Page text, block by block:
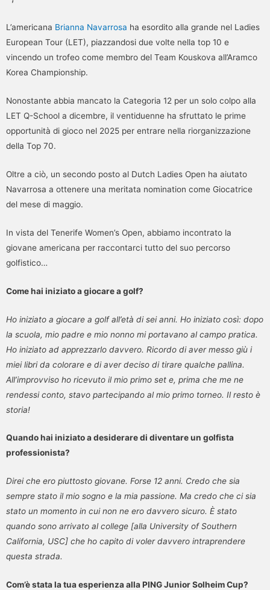
L’americana Brianna Navarrosa ha esordito alla grande nel Ladies
European Tour (LET), piazzandosi due volte nella top 10 e
vincendo un trofeo come membro del Team Kouskova all’Aramco
Korea Championship.
Nonostante abbia mancato la Categoria 12 per un solo colpo alla
LET Q-School a dicembre, il ventiduenne ha sfruttato le prime
opportunità di gioco nel 2025 per entrare nella riorganizzazione
della Top 70.
Oltre a ciò, un secondo posto al Dutch Ladies Open ha aiutato
Navarrosa a ottenere una meritata nomination come Giocatrice
del mese di maggio.
In vista del Tenerife Women’s Open, abbiamo incontrato la
giovane americana per raccontarci tutto del suo percorso
golfistico…
Come hai iniziato a giocare a golf?
Ho iniziato a giocare a golf all’età di sei anni. Ho iniziato così: dopo
la scuola, mio ​​padre e mio nonno mi portavano al campo pratica.
Ho iniziato ad apprezzarlo davvero. Ricordo di aver messo giù i
miei libri da colorare e di aver deciso di tirare qualche pallina.
All’improvviso ho ricevuto il mio primo set e, prima che me ne
rendessi conto, stavo partecipando al mio primo torneo. Il resto è
storia!
Quando hai iniziato a desiderare di diventare un golfista
professionista?
Direi che ero piuttosto giovane. Forse 12 anni. Credo che sia
sempre stato il mio sogno e la mia passione. Ma credo che ci sia
stato un momento in cui non ne ero davvero sicuro. È stato
quando sono arrivato al college [alla University of Southern
California, USC] che ho capito di voler davvero intraprendere
questa strada.
Com’è stata la tua esperienza alla PING Junior Solheim Cup?